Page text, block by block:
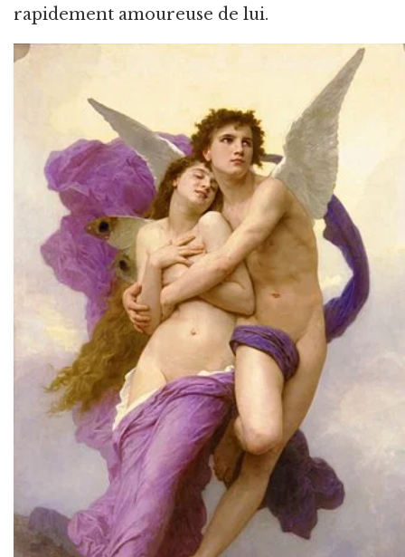
rapidement amoureuse de lui.